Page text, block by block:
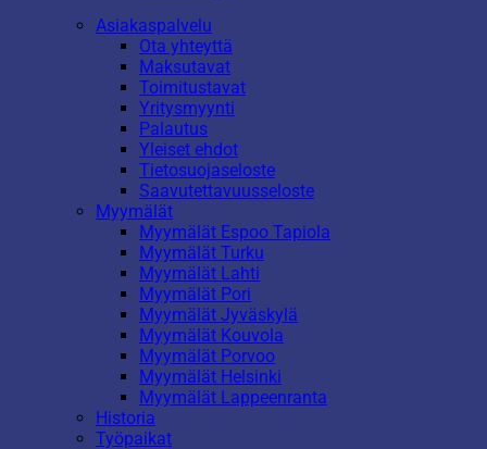
Asiakaspalvelu
Ota yhteyttä
Maksutavat
Toimitustavat
Yritysmyynti
Palautus
Yleiset ehdot
Tietosuojaseloste
Saavutettavuusseloste
Myymälät
Myymälät Espoo Tapiola
Myymälät Turku
Myymälät Lahti
Myymälät Pori
Myymälät Jyväskylä
Myymälät Kouvola
Myymälät Porvoo
Myymälät Helsinki
Myymälät Lappeenranta
Historia
Työpaikat